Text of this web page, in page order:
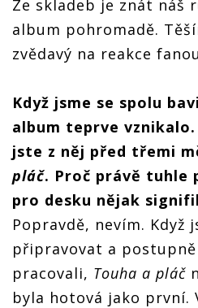
Ze skladeb je znát náš
album pohromadě.
zvědavý na reakce
Když jsme se spolu
album teprve
jste z něj před třemi m
pláč. Proč právě tuhle
pro desku nějak
Popravdě, nevím. Když
připravovat a
pracovali, Touha a pláč
byla hotová jako první.